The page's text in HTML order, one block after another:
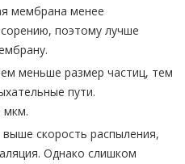
мембрана менее
поэтому лучше
меньше размер частиц, тем
пути.
мкм.
скорость распыления,
Однако слишком